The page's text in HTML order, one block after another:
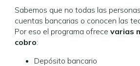
Sabemos que no todas las
cuentas bancarias o conocen las
Por eso el programa ofrece varias
cobro:
Depósito bancario